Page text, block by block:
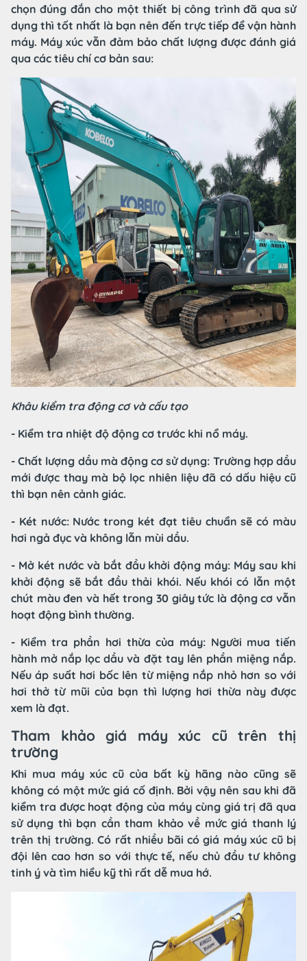
chọn đúng đắn cho một thiết bị công trình đã qua sử
dụng thì tốt nhất là bạn nên đến trực tiếp để vận hành
máy. Máy xúc vẫn đảm bảo chất lượng được đánh giá
qua các tiêu chí cơ bản sau:
Khâu kiểm tra động cơ và cấu tạo
- Kiểm tra nhiệt độ động cơ trước khi nổ máy.
- Chất lượng dầu mà động cơ sử dụng: Trường hợp dầu
mới được thay mà bộ lọc nhiên liệu đã có dấu hiệu cũ
thì bạn nên cảnh giác.
- Két nước: Nước trong két đạt tiêu chuẩn sẽ có màu
hơi ngả đục và không lẫn mùi dầu.
- Mở két nước và bắt đầu khởi động máy: Máy sau khi
khởi động sẽ bắt đầu thải khói. Nếu khói có lẫn một
chút màu đen và hết trong 30 giây tức là động cơ vẫn
hoạt động bình thường.
- Kiểm tra phần hơi thừa của máy: Người mua tiến
hành mở nắp lọc dầu và đặt tay lên phần miệng nắp.
Nếu áp suất hơi bốc lên từ miệng nắp nhỏ hơn so với
hơi thở từ mũi của bạn thì lượng hơi thừa này được
xem là đạt.
Tham khảo giá máy xúc cũ trên thị
trường
Khi mua máy xúc cũ của bất kỳ hãng nào cũng sẽ
không có một mức giá cố định. Bởi vậy nên sau khi đã
kiểm tra được hoạt động của máy cùng giá trị đã qua
sử dụng thì bạn cần tham khảo về mức giá thanh lý
trên thị trường. Có rất nhiều bãi có giá máy xúc cũ bị
đội lên cao hơn so với thực tế, nếu chủ đầu tư không
tinh ý và tìm hiểu kỹ thì rất dễ mua hớ.